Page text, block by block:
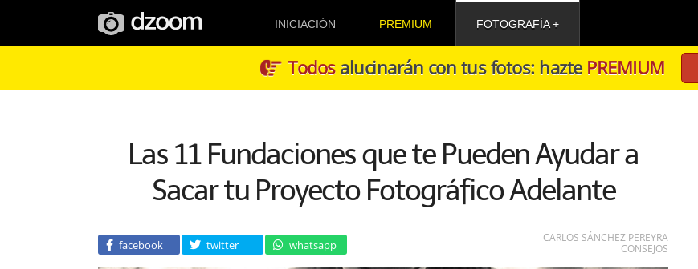
INICIACIÓN PREMIUM FOTOGRAFÍA
Todosalucinarán con tus fotos: hazte PREMIUM
Las 11 Fundaciones que te Pueden Ayudar a
Sacar tu Proyecto Fotográfico Adelante
facebook twitter whatsapp
CARLOS SÁNCHEZ PEREYRA
CONSEJOS